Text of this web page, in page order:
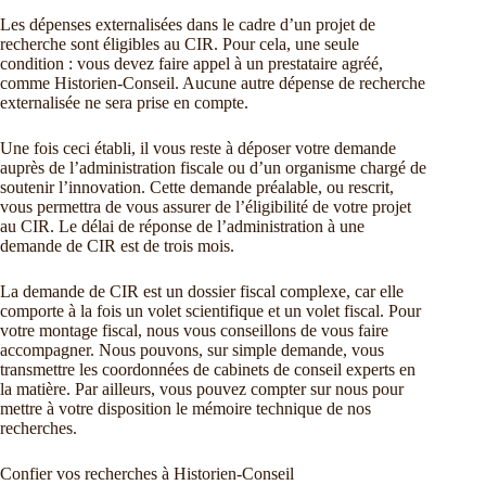
Les dépenses externalisées dans le cadre d’un projet de
recherche sont éligibles au CIR. Pour cela, une seule
condition : vous devez faire appel à un prestataire agréé,
comme Historien-Conseil. Aucune autre dépense de recherche
externalisée ne sera prise en compte.
Une fois ceci établi, il vous reste à déposer votre demande
auprès de l’administration fiscale ou d’un organisme chargé de
soutenir l’innovation. Cette demande préalable, ou rescrit,
vous permettra de vous assurer de l’éligibilité de votre projet
au CIR. Le délai de réponse de l’administration à une
demande de CIR est de trois mois.
La demande de CIR est un dossier fiscal complexe, car elle
comporte à la fois un volet scientifique et un volet fiscal. Pour
votre montage fiscal, nous vous conseillons de vous faire
accompagner. Nous pouvons, sur simple demande, vous
transmettre les coordonnées de cabinets de conseil experts en
la matière. Par ailleurs, vous pouvez compter sur nous pour
mettre à votre disposition le mémoire technique de nos
recherches.
Confier vos recherches à Historien-Conseil